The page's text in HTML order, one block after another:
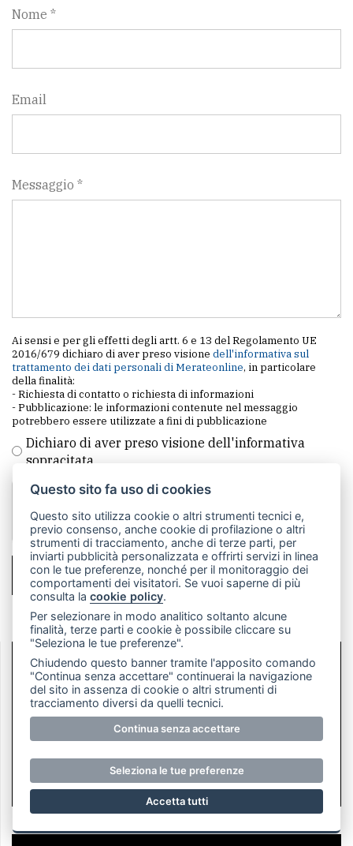
Nome *
Email
Messaggio *
Ai sensi e per gli effetti degli artt. 6 e 13 del Regolamento UE
2016/679 dichiaro di aver preso visione dell'informativa sul
trattamento dei dati personali di Merateonline, in particolare
della finalità:
- Richiesta di contatto o richiesta di informazioni
- Pubblicazione: le informazioni contenute nel messaggio
potrebbero essere utilizzate a fini di pubblicazione
Dichiaro di aver preso visione dell'informativa
sopracitata
INVIA MESSAGGIO
Questo sito fa uso di cookies
Questo sito utilizza cookie o altri strumenti tecnici e,
previo consenso, anche cookie di profilazione o altri
strumenti di tracciamento, anche di terze parti, per
inviarti pubblicità personalizzata e offrirti servizi in linea
con le tue preferenze, nonché per il monitoraggio dei
comportamenti dei visitatori. Se vuoi saperne di più
consulta lacookie policy.
Per selezionare in modo analitico soltanto alcune
finalità, terze parti e cookie è possibile cliccare su
"Seleziona le tue preferenze".
Chiudendo questo banner tramite l'apposito comando
"Continua senza accettare" continuerai la navigazione
del sito in assenza di cookie o altri strumenti di
tracciamento diversi da quelli tecnici.
Continua senza accettare
Seleziona le tue preferenze
Accetta tutti